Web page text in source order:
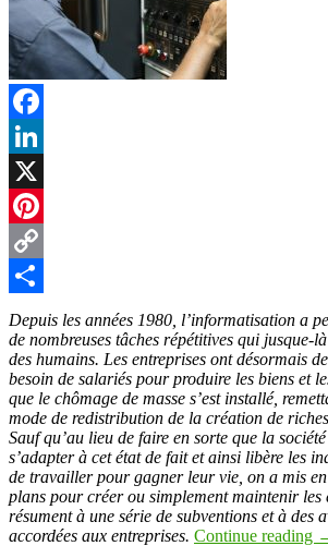
Facebook
LinkedIn
X
Pinterest
Copy
Link
Partager
Depuis les années 1980, l’informatisation a
de nombreuses tâches répétitives qui jusque-
des humains. Les entreprises ont désormais
besoin de salariés pour produire les biens et
que le chômage de masse s’est installé,
mode de redistribution de la création de
Sauf qu’au lieu de faire en sorte que la
s’adapter à cet état de fait et ainsi libère les
de travailler pour gagner leur vie, on a mis
plans pour créer ou simplement maintenir les
résument à une série de subventions et à des
accordées aux entreprises. Continue reading